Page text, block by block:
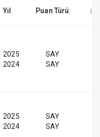
Yıl Puan Türü
2025
2024
SAY
SAY
2025
2024
SAY
SAY